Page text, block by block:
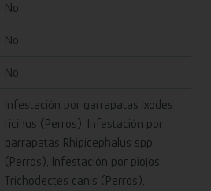
No
No
No
Infestación por garrapatas Ixodes
ricinus (Perros), Infestación por
garrapatas Rhipicephalus spp.
(Perros), Infestación por piojos
Trichodectes canis (Perros),